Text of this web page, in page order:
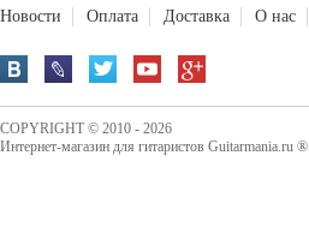
Новости Оплата Доставка О нас
COPYRIGHT © 2010 - 2026
Интернет-магазин для гитаристов Guitarmania.ru ®